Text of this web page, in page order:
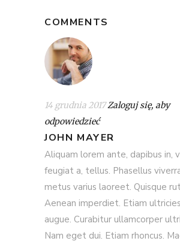
COMMENTS
14 grudnia 2017Zaloguj się, aby
odpowiedzieć
JOHN MAYER
Aliquam lorem ante, dapibus in,
feugiat a, tellus. Phasellus
metus varius laoreet. Quisque
Aenean imperdiet. Etiam
augue. Curabitur ullamcorper
Nam eget dui. Etiam rhoncus.